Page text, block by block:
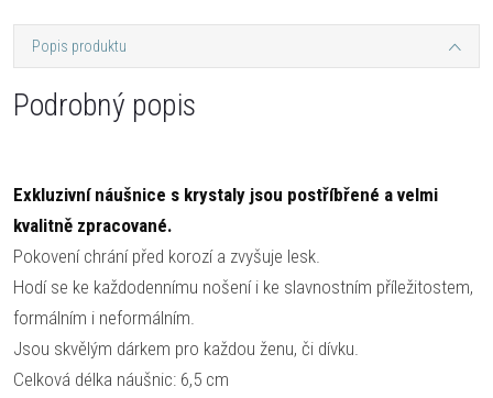
Popis produktu
Podrobný popis
Exkluzivní náušnice s krystaly jsou postříbřené a velmi
kvalitně zpracované.
Pokovení chrání před korozí a zvyšuje lesk.
Hodí se ke každodennímu nošení i ke slavnostním příležitostem,
formálním i neformálním.
Jsou skvělým dárkem pro každou ženu, či dívku.
Celková délka náušnic: 6,5 cm